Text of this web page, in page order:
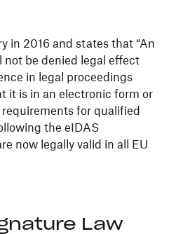
in 2016 and states that “An
be denied legal effect
in legal proceedings
it is in an electronic form or
for qualified
the eIDAS
now legally valid in all EU
Law